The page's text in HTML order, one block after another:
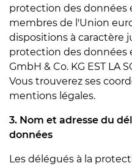
protection des données
membres de l'Union
dispositions à caractère
protection des données
GmbH & Co. KG EST LA
Vous trouverez ses
mentions légales.
3. Nom et adresse du
données
Les délégués à la